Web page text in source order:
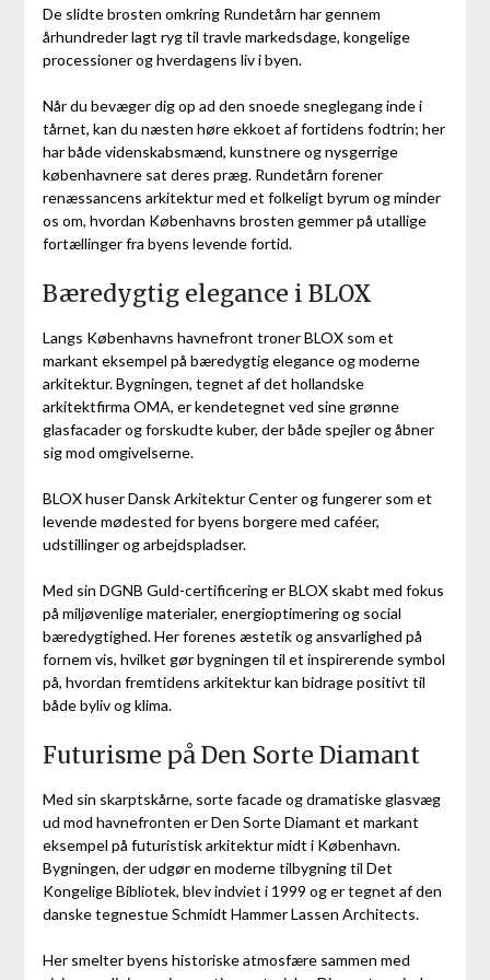
De slidte brosten omkring Rundetårn har gennem
århundreder lagt ryg til travle markedsdage, kongelige
processioner og hverdagens liv i byen.
Når du bevæger dig op ad den snoede sneglegang inde i
tårnet, kan du næsten høre ekkoet af fortidens fodtrin; her
har både videnskabsmænd, kunstnere og nysgerrige
københavnere sat deres præg. Rundetårn forener
renæssancens arkitektur med et folkeligt byrum og minder
os om, hvordan Københavns brosten gemmer på utallige
fortællinger fra byens levende fortid.
Bæredygtig elegance i BLOX
Langs Københavns havnefront troner BLOX som et
markant eksempel på bæredygtig elegance og moderne
arkitektur. Bygningen, tegnet af det hollandske
arkitektfirma OMA, er kendetegnet ved sine grønne
glasfacader og forskudte kuber, der både spejler og åbner
sig mod omgivelserne.
BLOX huser Dansk Arkitektur Center og fungerer som et
levende mødested for byens borgere med caféer,
udstillinger og arbejdspladser.
Med sin DGNB Guld-certificering er BLOX skabt med fokus
på miljøvenlige materialer, energioptimering og social
bæredygtighed. Her forenes æstetik og ansvarlighed på
fornem vis, hvilket gør bygningen til et inspirerende symbol
på, hvordan fremtidens arkitektur kan bidrage positivt til
både byliv og klima.
Futurisme på Den Sorte Diamant
Med sin skarptskårne, sorte facade og dramatiske glasvæg
ud mod havnefronten er Den Sorte Diamant et markant
eksempel på futuristisk arkitektur midt i København.
Bygningen, der udgør en moderne tilbygning til Det
Kongelige Bibliotek, blev indviet i 1999 og er tegnet af den
danske tegnestue Schmidt Hammer Lassen Architects.
Her smelter byens historiske atmosfære sammen med